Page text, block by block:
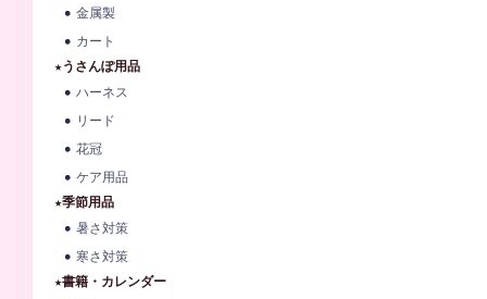
金属製
カート
★うさんぽ用品
ハーネス
リード
花冠
ケア用品
★季節用品
暑さ対策
寒さ対策
★書籍・カレンダー